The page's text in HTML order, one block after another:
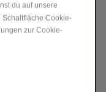
du auf unsere
Cookie-
zur Cookie-